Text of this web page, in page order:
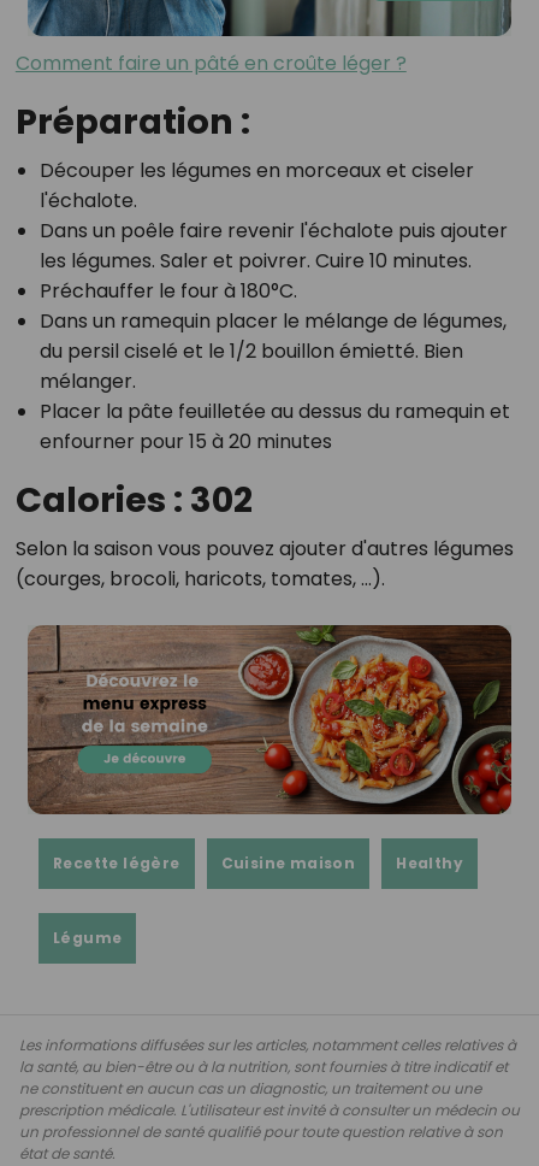
Comment faire un pâté en croûte léger ?
Préparation :
Découper les légumes en morceaux et ciseler
l'échalote.
Dans un poêle faire revenir l'échalote puis ajouter
les légumes. Saler et poivrer. Cuire 10 minutes.
Préchauffer le four à 180°C.
Dans un ramequin placer le mélange de légumes,
du persil ciselé et le 1/2 bouillon émietté. Bien
mélanger.
Placer la pâte feuilletée au dessus du ramequin et
enfourner pour 15 à 20 minutes
Calories : 302
Selon la saison vous pouvez ajouter d'autres légumes
(courges, brocoli, haricots, tomates, ...).
Recette légère Cuisine maison Healthy
Légume
Les informations diffusées sur les articles, notamment celles relatives à
la santé, au bien-être ou à la nutrition, sont fournies à titre indicatif et
ne constituent en aucun cas un diagnostic, un traitement ou une
prescription médicale. L'utilisateur est invité à consulter un médecin ou
un professionnel de santé qualifié pour toute question relative à son
état de santé.